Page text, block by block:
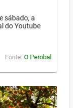
sábado, a
do Youtube
Fonte: O Perobal